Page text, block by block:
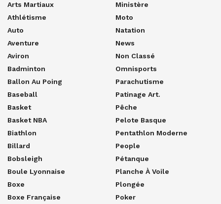
Arts Martiaux
Athlétisme
Auto
Aventure
Aviron
Badminton
Ballon Au Poing
Baseball
Basket
Basket NBA
Biathlon
Billard
Bobsleigh
Boule Lyonnaise
Boxe
Boxe Française
Ministère
Moto
Natation
News
Non Classé
Omnisports
Parachutisme
Patinage Art.
Pêche
Pelote Basque
Pentathlon Moderne
People
Pétanque
Planche À Voile
Plongée
Poker